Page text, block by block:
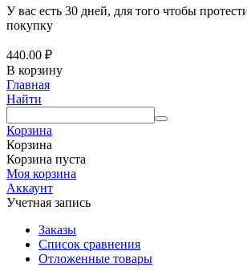
У вас есть 30 дней, для того чтобы
покупку
440.00 ₽
В корзину
Главная
Найти
Корзина
Корзина
Корзина пуста
Моя корзина
Аккаунт
Учетная запись
Заказы
Список сравнения
Отложенные товары